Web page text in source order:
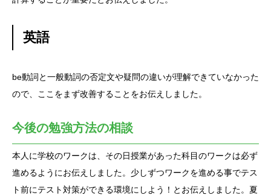
英語
be動詞と一般動詞の否定文や疑問の違いが理解できていなかった
ので、ここをまず改善することをお伝えしました。
今後の勉強方法の相談
本人に学校のワークは、その日授業があった科目のワークは必ず
進めるようにお伝えしました。少しずつワークを進める事でテス
ト前にテスト対策ができる環境にしよう！とお伝えしました。夏